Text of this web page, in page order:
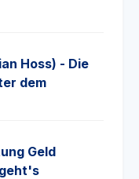
Hoss) - Die
dem
Geld